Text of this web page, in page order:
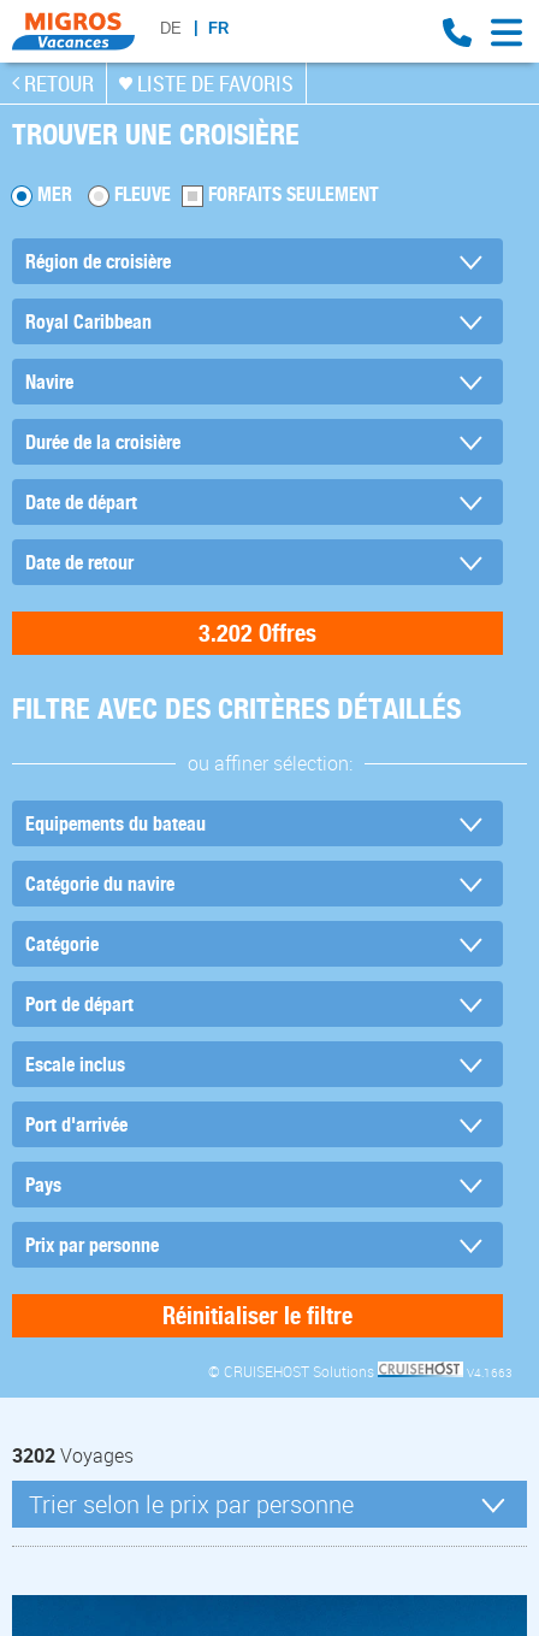
DE FR
RETOUR LISTE DE FAVORIS
TROUVER UNE CROISIÈRE
MER FLEUVE FORFAITS SEULEMENT
FILTRE AVEC DES CRITÈRES DÉTAILLÉS
ou affiner sélection:
© CRUISEHOST Solutions V4.1663
3202Voyages